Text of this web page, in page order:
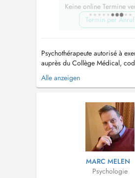
Keine online Termine
Termin per Anruf
Psychothérapeute autorisé à
auprès du Collège Médical,
530261-59. Formé aux
comportementales pour la
psychologiques et prise en
psychothérapeutique
Alle anzeigen
MARC MELEN
Psychologie